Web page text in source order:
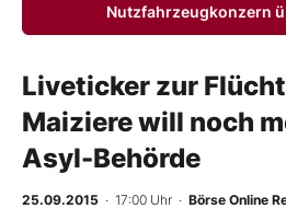
Anlageprodukte
Finanz-Check
Abo & Shop
BO-Musterdepots
Nutzfahrzeugkonzern
Liveticker zur
Maiziere will noch
Asyl-Behörde
25.09.2015 · 17:00 Uhr · Börse Online